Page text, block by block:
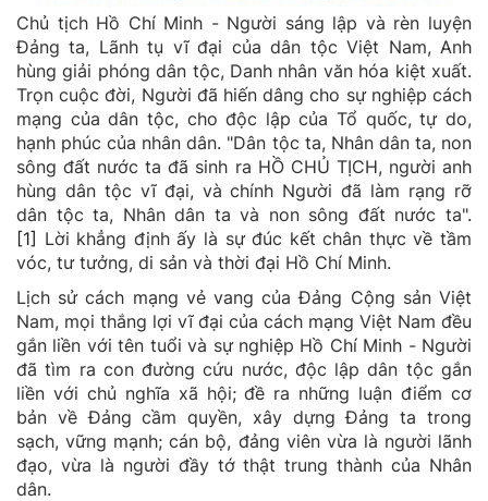
Chủ tịch Hồ Chí Minh - Người sáng lập và rèn luyện
Đảng ta, Lãnh tụ vĩ đại của dân tộc Việt Nam, Anh
hùng giải phóng dân tộc, Danh nhân văn hóa kiệt xuất.
Trọn cuộc đời, Người đã hiến dâng cho sự nghiệp cách
mạng của dân tộc, cho độc lập của Tổ quốc, tự do,
hạnh phúc của nhân dân. "Dân tộc ta, Nhân dân ta, non
sông đất nước ta đã sinh ra HỒ CHỦ TỊCH, người anh
hùng dân tộc vĩ đại, và chính Người đã làm rạng rỡ
dân tộc ta, Nhân dân ta và non sông đất nước ta".
[1] Lời khẳng định ấy là sự đúc kết chân thực về tầm
vóc, tư tưởng, di sản và thời đại Hồ Chí Minh.
Lịch sử cách mạng vẻ vang của Đảng Cộng sản Việt
Nam, mọi thắng lợi vĩ đại của cách mạng Việt Nam đều
gắn liền với tên tuổi và sự nghiệp Hồ Chí Minh - Người
đã tìm ra con đường cứu nước, độc lập dân tộc gắn
liền với chủ nghĩa xã hội; đề ra những luận điểm cơ
bản về Đảng cầm quyền, xây dựng Đảng ta trong
sạch, vững mạnh; cán bộ, đảng viên vừa là người lãnh
đạo, vừa là người đầy tớ thật trung thành của Nhân
dân.